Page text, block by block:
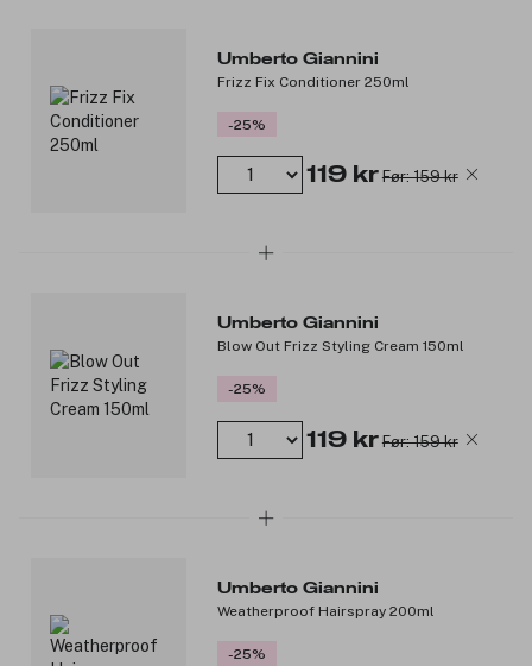
Umberto Giannini
Frizz Fix Conditioner 250ml
-25%
119 kr Før: 159 kr
Umberto Giannini
Blow Out Frizz Styling Cream 150ml
-25%
119 kr Før: 159 kr
Umberto Giannini
Weatherproof Hairspray 200ml
-25%